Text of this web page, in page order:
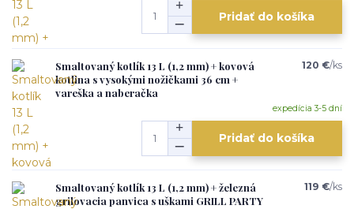
Pridať do košíka
Smaltovaný kotlík 13 L (1,2 mm) + kovová
kotlina s vysokými nožičkami 36 cm +
vareška a naberačka
120 €/ks
expedícia 3-5 dní
Pridať do košíka
Smaltovaný kotlík 13 L (1,2 mm) + železná
grilovacia panvica s uškami GRILL PARTY
119 €/ks